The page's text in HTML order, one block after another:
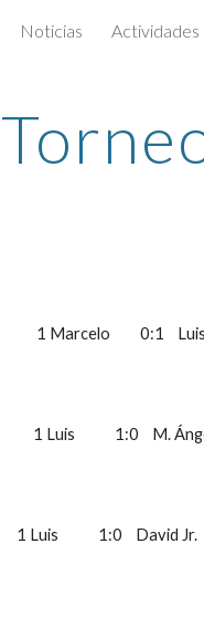
Skip to main
Noticias Actividades
1 Marcelo         0:1
1 Luis            1:0
1 Luis            1:0    David